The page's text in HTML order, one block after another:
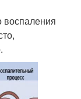
воспаления